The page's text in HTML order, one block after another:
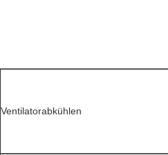
Ventilatorabkühlen